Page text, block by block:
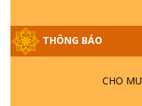
THÔNG BÁO
CHO
GIẢI ĐÁP
PHẬT